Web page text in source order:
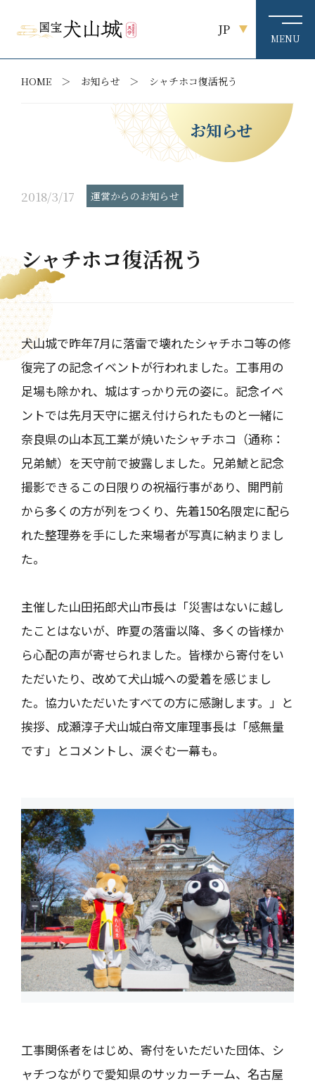
JP
HOME お知らせ シャチホコ復活祝う
お知らせ
2018/3/17 運営からのお知らせ
シャチホコ復活祝う
犬山城で昨年7月に落雷で壊れたシャチホコ等の修
復完了の記念イベントが行われました。工事用の
足場も除かれ、城はすっかり元の姿に。記念イベ
ントでは先月天守に据え付けられたものと一緒に
奈良県の山本瓦工業が焼いたシャチホコ（通称：
兄弟鯱）を天守前で披露しました。兄弟鯱と記念
撮影できるこの日限りの祝福行事があり、開門前
から多くの方が列をつくり、先着150名限定に配ら
れた整理券を手にした来場者が写真に納まりまし
た。
主催した山田拓郎犬山市長は「災害はないに越し
たことはないが、昨夏の落雷以降、多くの皆様か
ら心配の声が寄せられました。皆様から寄付をい
ただいたり、改めて犬山城への愛着を感じまし
た。協力いただいたすべての方に感謝します。」と
挨拶、成瀬淳子犬山城白帝文庫理事長は「感無量
です」とコメントし、涙ぐむ一幕も。
工事関係者をはじめ、寄付をいただいた団体、シ
ャチつながりで愛知県のサッカーチーム、名古屋